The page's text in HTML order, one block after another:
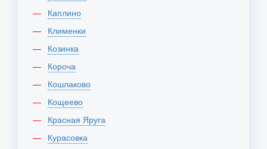
Каплино
Клименки
Козинка
Короча
Кошлаково
Кощеево
Красная Яруга
Курасовка